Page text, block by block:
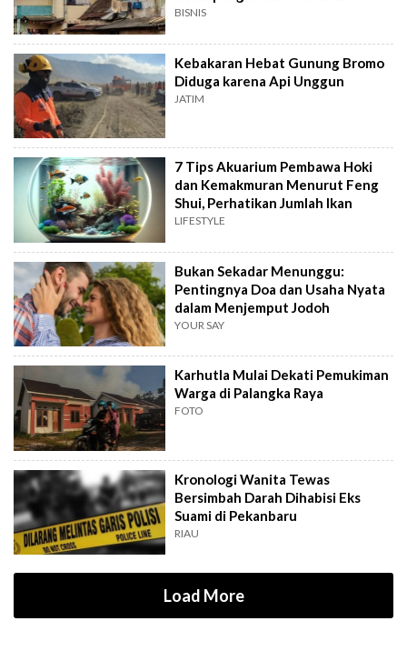
BISNIS
Kebakaran Hebat Gunung Bromo
Diduga karena Api Unggun
JATIM
7 Tips Akuarium Pembawa Hoki
dan Kemakmuran Menurut Feng
Shui, Perhatikan Jumlah Ikan
LIFESTYLE
Bukan Sekadar Menunggu:
Pentingnya Doa dan Usaha Nyata
dalam Menjemput Jodoh
YOUR SAY
Karhutla Mulai Dekati Pemukiman
Warga di Palangka Raya
FOTO
Kronologi Wanita Tewas
Bersimbah Darah Dihabisi Eks
Suami di Pekanbaru
RIAU
Load More